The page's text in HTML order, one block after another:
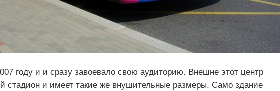
году и и сразу завоевало свою аудиторию. Внешне этот центр
стадион и имеет такие же внушительные размеры. Само здание